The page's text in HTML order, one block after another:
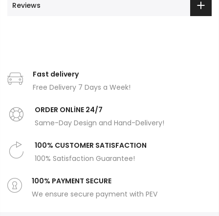
Reviews
Fast delivery
Free Delivery 7 Days a Week!
ORDER ONLİNE 24/7
Same-Day Design and Hand-Delivery!
100% CUSTOMER SATISFACTION
100% Satisfaction Guarantee!
100% PAYMENT SECURE
We ensure secure payment with PEV